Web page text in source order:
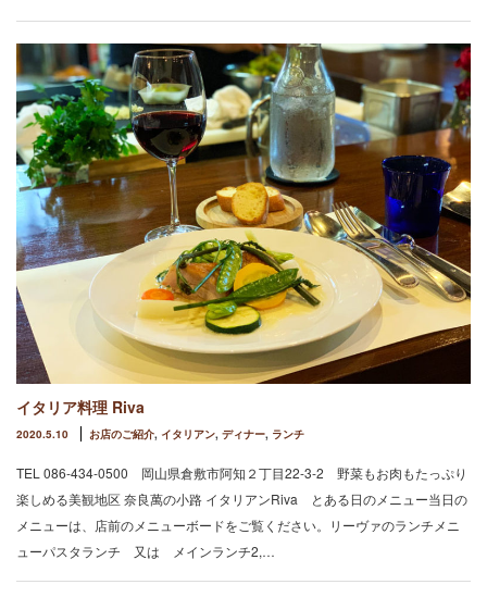
イタリア料理 Riva
2020.5.10 お店のご紹介, イタリアン, ディナー, ランチ
TEL 086-434-0500 岡山県倉敷市阿知２丁目22-3-2 野菜もお肉もたっぷり
楽しめる美観地区 奈良萬の小路 イタリアンRiva とある日のメニュー当日の
メニューは、店前のメニューボードをご覧ください。リーヴァのランチメニ
ューパスタランチ 又は メインランチ2,…